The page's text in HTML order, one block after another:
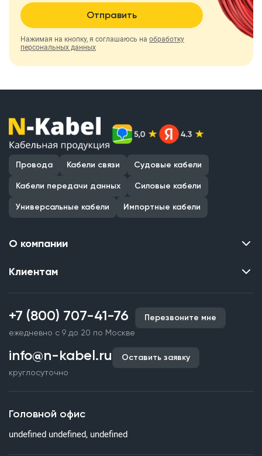
Отправить
Нажимая на кнопку, я соглашаюсь на обработку
персональных данных
Провода Кабели связи Судовые кабели
Кабели передачи данных Силовые кабели
Универсальные кабели Импортные кабели
О компании
Контакты
Наши объекты
Партнерство
Документы и реквизиты
Клиентам
Производство кабельной продукции
Срочное изготовление
Оплата и доставка
Гарантия качества
Статьи
Вопросы и ответы
+7 (800) 707-41-76
ежедневно с 9 до 20 по Москве
Перезвоните мне
info@n-kabel.ru
круглосуточно
Оставить заявку
Головной офис
undefined undefined, undefined